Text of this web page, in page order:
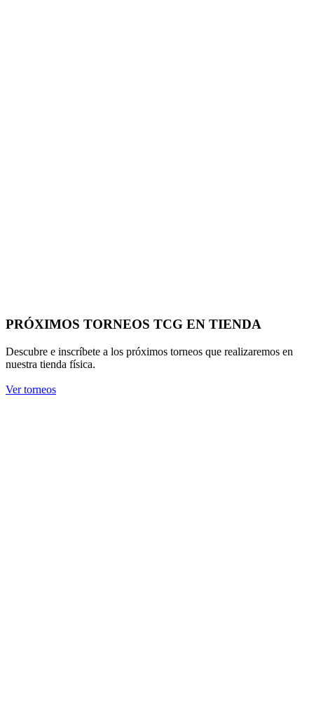
PRÓXIMOS TORNEOS TCG EN TIENDA
Descubre e inscríbete a los próximos torneos que realizaremos en
nuestra tienda física.
Ver torneos